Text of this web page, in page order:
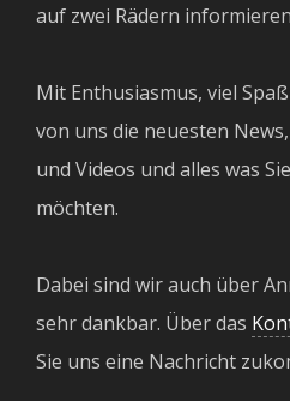
auf zwei Rädern
Mit Enthusiasmus, viel
von uns die neuesten
und Videos und alles was
möchten.
Dabei sind wir auch über
sehr dankbar. Über das
Sie uns eine Nachricht